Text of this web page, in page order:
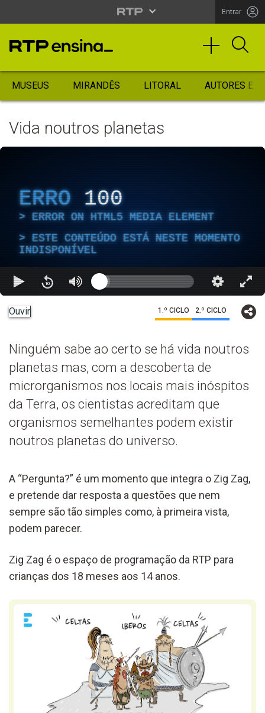
Entrar
MUSEUS MIRANDÊS LITORAL AUTORES
Vida noutros planetas
ERRO 100
ERROR ON HTML5 MEDIA ELEMENT
ESTE CONTEÚDO ESTÁ NESTE MOMENTO
INDISPONÍVEL
Ouvir 1.º CICLO 2.º CICLO
Ninguém sabe ao certo se há vida noutros
planetas mas, com a descoberta de
microrganismos nos locais mais inóspitos
da Terra, os cientistas acreditam que
organismos semelhantes podem existir
noutros planetas do universo.
A “Pergunta?” é um momento que integra o Zig Zag,
e pretende dar resposta a questões que nem
sempre são tão simples como, à primeira vista,
podem parecer.
Zig Zag é o espaço de programação da RTP para
crianças dos 18 meses aos 14 anos.